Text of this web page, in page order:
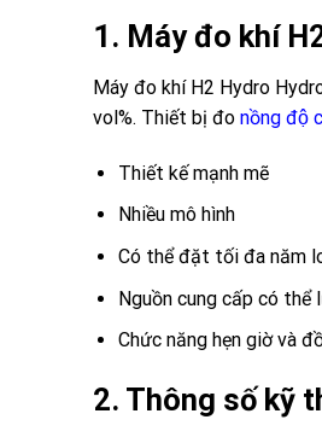
1. Máy đo khí
Máy đo khí H2 Hydro
vol%. Thiết bị đo nồng độ
Thiết kế mạnh mẽ
Nhiều mô hình
Có thể đặt tối đa năm
Nguồn cung cấp có thể
Chức năng hẹn giờ và
2. Thông số kỹ